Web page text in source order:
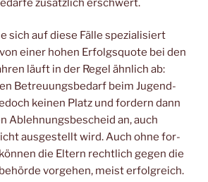
zusätz­lich erschwert.
sich auf die­se Fäl­le spe­zia­li­siert
einer hohen Erfolgs­quo­te bei den
läuft in der Regel ähn­lich ab:
Betreu­ungs­be­darf beim Jugend­
kei­nen Platz und for­dern dann
Ableh­nungs­be­scheid an, auch
aus­ge­stellt wird. Auch ohne for­
die Eltern recht­lich gegen die
vor­ge­hen, meist erfolg­reich.